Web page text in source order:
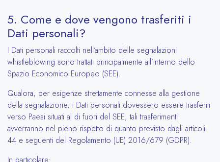
5. Come e dove vengono trasferiti i
Dati personali?
I Dati personali raccolti nell’ambito delle segnalazioni
whistleblowing sono trattati principalmente all’interno dello
Spazio Economico Europeo (SEE).
Qualora, per esigenze strettamente connesse alla gestione
della segnalazione, i Dati personali dovessero essere trasferiti
verso Paesi situati al di fuori del SEE, tali trasferimenti
avverranno nel pieno rispetto di quanto previsto dagli articoli
44 e seguenti del Regolamento (UE) 2016/679 (GDPR).
In particolare: